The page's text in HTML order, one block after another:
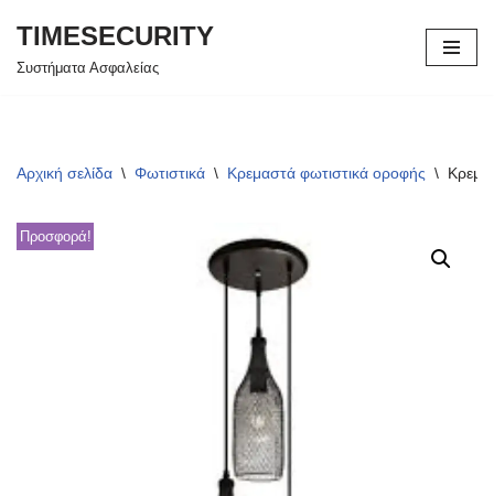
Μεταπηδήστε
TIMESECURITY
Συστήματα Ασφαλείας
Αρχική σελίδα \ Φωτιστικά \ Κρεμαστά φωτιστικά οροφής \
Προσφορά!